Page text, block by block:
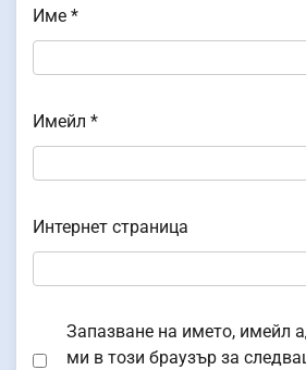
Име *
Имейл *
Интернет страница
Запазване на името, имейл
ми в този браузър за